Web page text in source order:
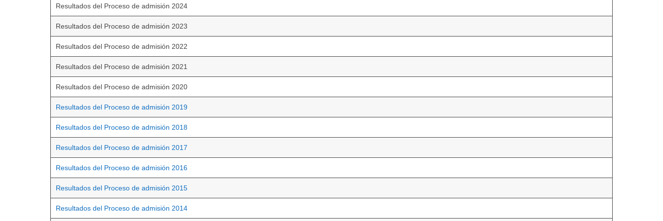
Resultados del Proceso de admisión 2024
Resultados del Proceso de admisión 2023
Resultados del Proceso de admisión 2022
Resultados del Proceso de admisión 2021
Resultados del Proceso de admisión 2020
Resultados del Proceso de admisión 2019
Resultados del Proceso de admisión 2018
Resultados del Proceso de admisión 2017
Resultados del Proceso de admisión 2016
Resultados del Proceso de admisión 2015
Resultados del Proceso de admisión 2014